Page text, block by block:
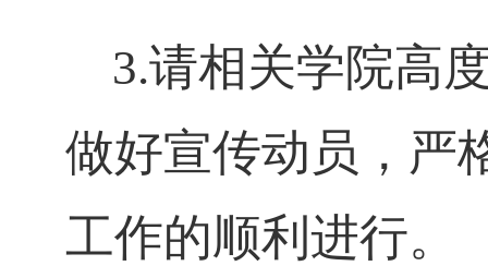
3.请相关学院高
做好宣传动员，严
工作的顺利进行。